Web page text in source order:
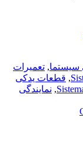
سیستما, تعمیرات
, قطعات یدکی
, نمایندگی